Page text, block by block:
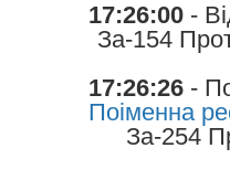
17:26:00 -
За-154
17:26:26 -
Поіменна
За-254